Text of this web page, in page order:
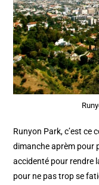
Runyon Park, c’est ce
dimanche aprèm pour
accidenté pour rendre
pour ne pas trop se